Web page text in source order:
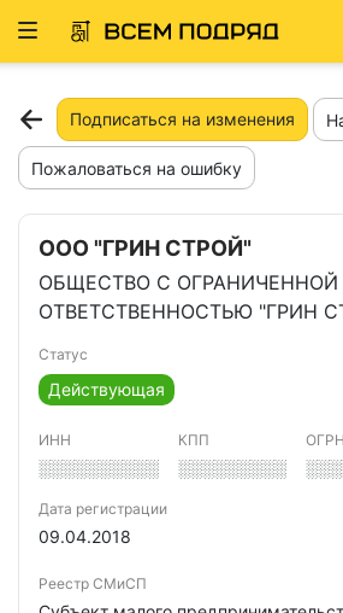
Развернуть
Подписаться на изменения
Пожаловаться на ошибку
ООО "ГРИН СТРОЙ"
ОБЩЕСТВО С ОГРАНИЧЕННОЙ
ОТВЕТСТВЕННОСТЬЮ "ГРИН
Статус
Действующая
ИНН
░░░░░░░░░░
КПП
░░░░░░░░░
ОГРН
Дата регистрации
09.04.2018
Реестр СМиСП